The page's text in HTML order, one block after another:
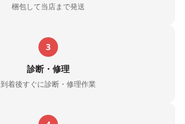
梱包して当店まで発送
3
診断・修理
到着後すぐに診断・修理作業